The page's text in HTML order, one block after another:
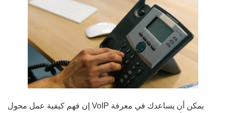
إن فهم كيفية عمل محول VoIP يمكن أن يساعدك في معرفة